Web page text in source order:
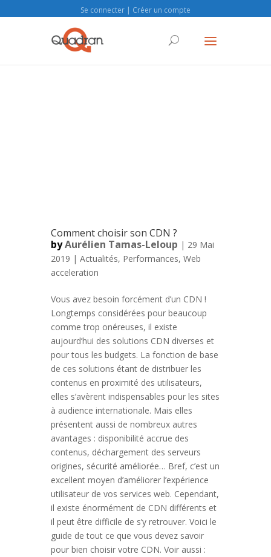
Se connecter | Créer un compte
Comment choisir son CDN ?
byAurélien Tamas-Leloup | 29 Mai
2019 | Actualités, Performances, Web
acceleration
Vous avez besoin forcément d’un CDN !
Longtemps considérées pour beaucoup
comme trop onéreuses, il existe
aujourd’hui des solutions CDN diverses et
pour tous les budgets. La fonction de base
de ces solutions étant de distribuer les
contenus en proximité des utilisateurs,
elles s’avèrent indispensables pour les sites
à audience internationale. Mais elles
présentent aussi de nombreux autres
avantages : disponibilité accrue des
contenus, déchargement des serveurs
origines, sécurité améliorée… Bref, c’est un
excellent moyen d’améliorer l’expérience
utilisateur de vos services web. Cependant,
il existe énormément de CDN différents et
il peut être difficile de s’y retrouver. Voici le
guide de tout ce que vous devez savoir
pour bien choisir votre CDN. Voir aussi :